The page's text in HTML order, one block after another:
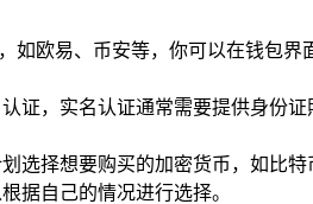
如欧易、币安等，你可以在钱包
证，实名认证通常需要提供身份
选择想要购买的加密货币，如比
据自己的情况进行选择。